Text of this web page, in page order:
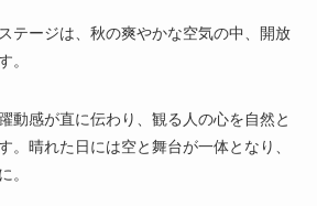
テージは、秋の爽やかな空気の中、開放
。
動感が直に伝わり、観る人の心を自然と
。晴れた日には空と舞台が一体となり、
。